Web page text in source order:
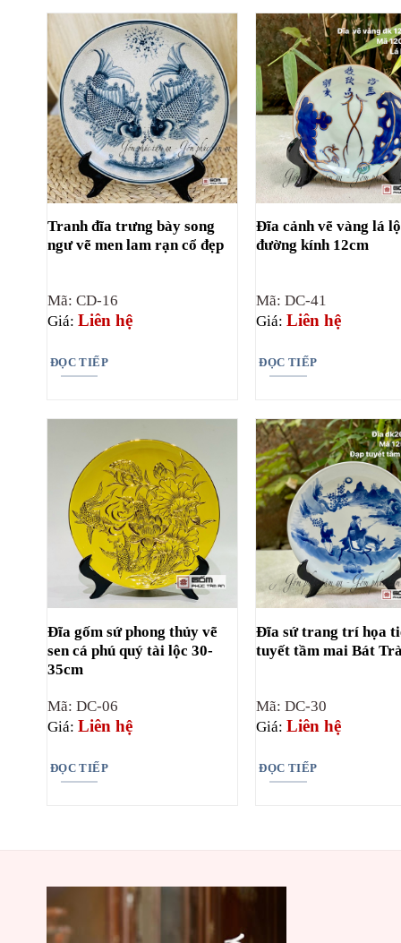
Tranh đĩa trưng bày song
ngư vẽ men lam rạn cổ đẹp
Mã: CD-16
Giá: Liên hệ
ĐỌC TIẾP
Đĩa cảnh vẽ vàng lá
đường kính 12cm
Mã: DC-41
Giá:Liên hệ
ĐỌC TIẾP
Đĩa gốm sứ phong thủy vẽ
sen cá phú quý tài lộc 30-
35cm
Mã: DC-06
Giá: Liên hệ
ĐỌC TIẾP
Đĩa sứ trang trí họa
tuyết tầm mai Bát
Mã: DC-30
Giá:Liên hệ
ĐỌC TIẾP